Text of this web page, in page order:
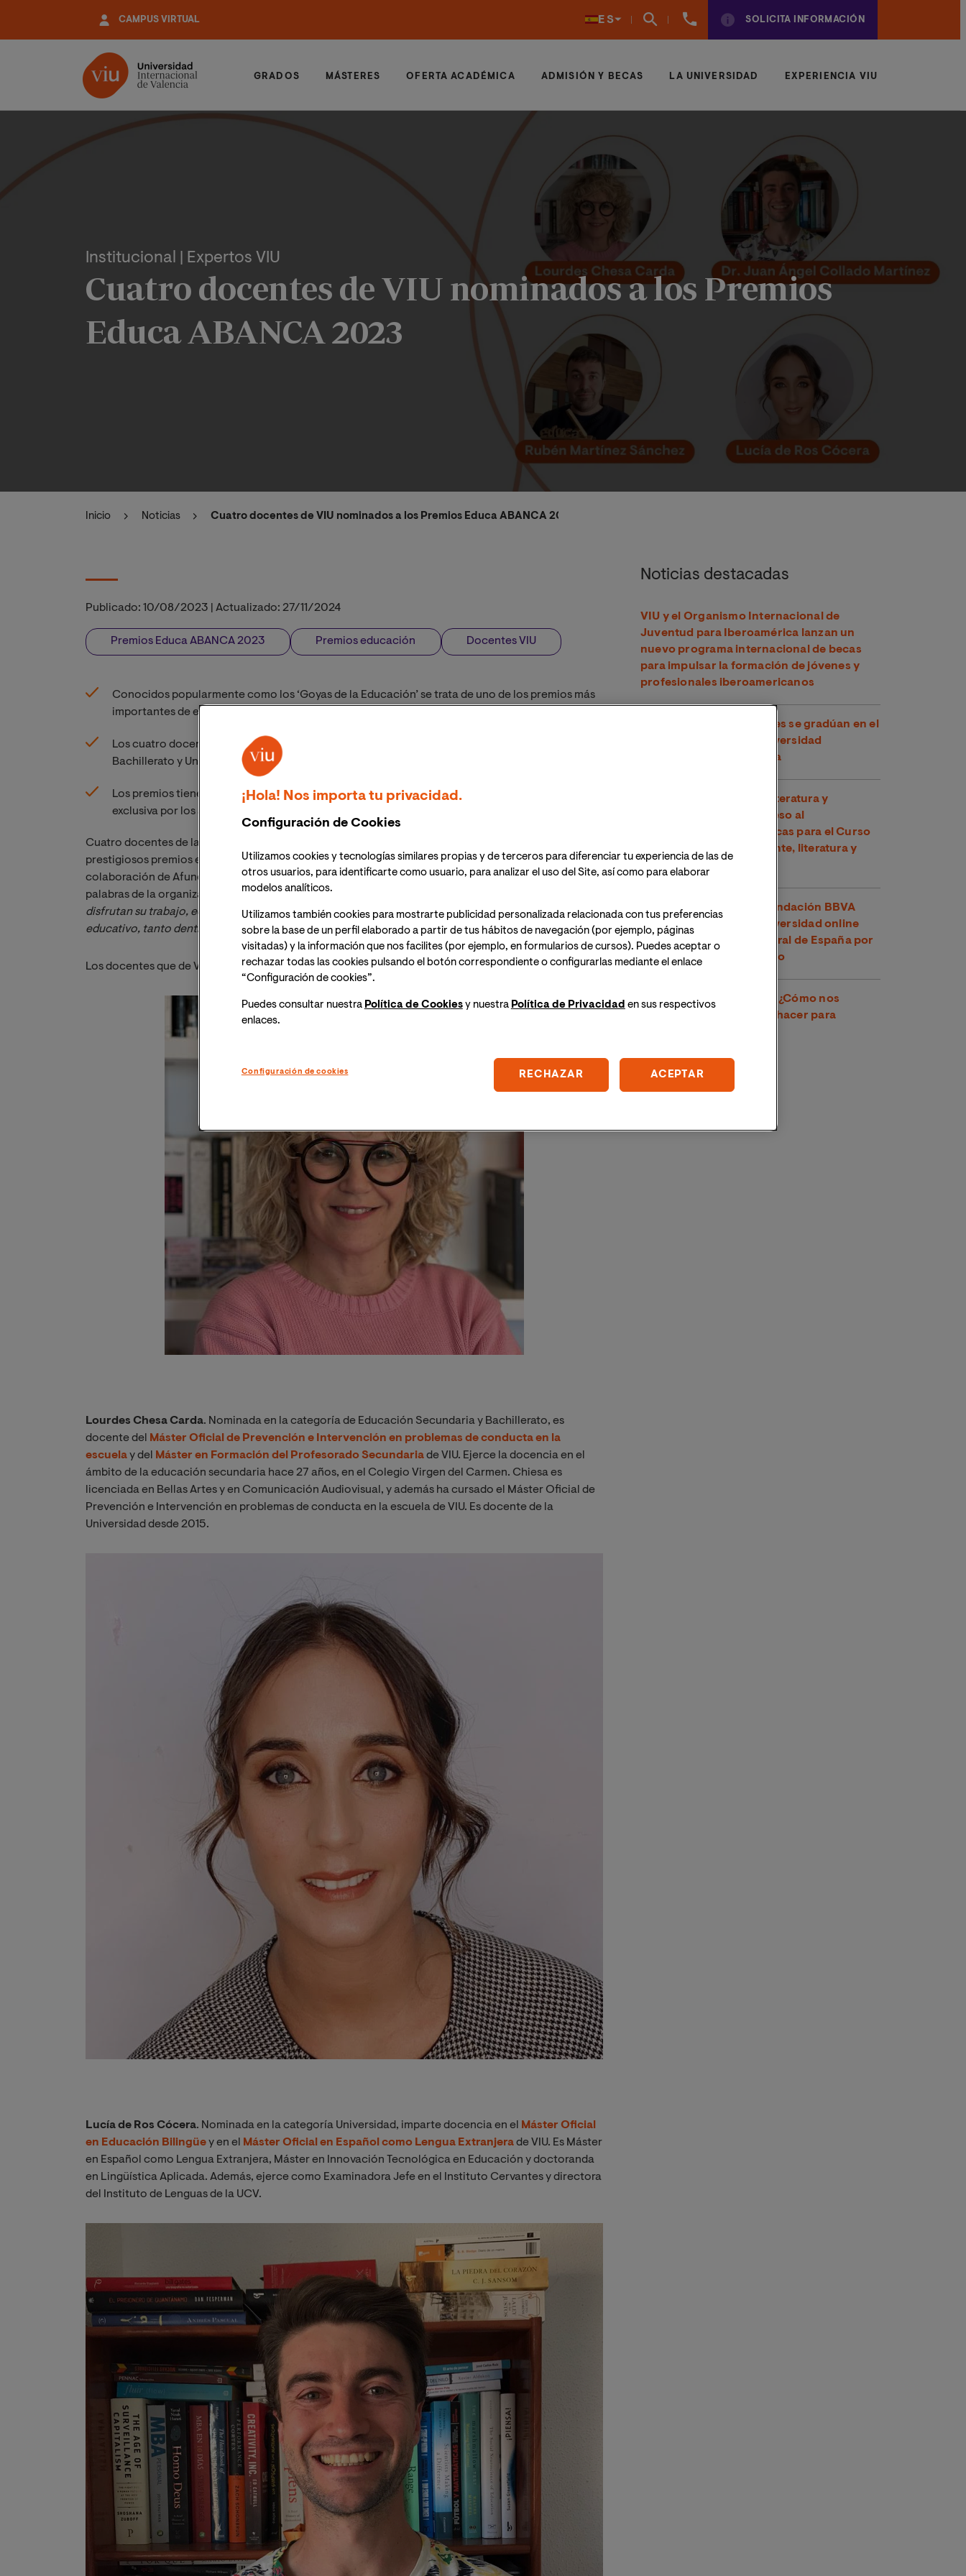
contenido
CAMPUS VIRTUAL ES
960
SOLICITA INFORMACIÓN
GRADOS MÁSTERES OFERTA ACADÉMICA ADMISIÓN Y BECAS LA UNIVERSIDAD EXPERIENCIA VIU
Institucional | Expertos VIU
Cuatro docentes de VIU nominados a los Premios
Educa ABANCA 2023
Inicio Noticias Cuatro docentes de VIU nominados a los Premios Educa ABANCA 2023
Publicado: 10/08/2023 Actualizado: 27/11/2024
Premios Educa ABANCA 2023 Premios educación Docentes VIU
Conocidos popularmente como los ‘Goyas de la Educación’ se trata de uno de los premios más
importantes de este sector
Los cuatro docentes de VIU están nominados en las categorías de Educación Secundaria y
Bachillerato y Universidad
Los premios tienen como particularidad que las postulaciones son propuestas de forma
exclusiva por los alumnos y los familiares de estos
Cuatro docentes de la Universidad Internacional de Valencia han sido nominados para los
prestigiosos premios educativos Educa ABANCA 2023. Organizados por la plataforma EDUCA con la
colaboración de Afundación, obra Social ABANCA, estos galardones tienen como objetivo, en
palabras de la organización, “
reconocer públicamente la labor de los grandes docentes que viven y
disfrutan su trabajo, educan para la vida a su alumnado y se involucran al máximo en todo el proceso
educativo, tanto dentro como fuera del aula”.
Los docentes que de VIU que han sido nominados para esta edición son:
Imagen
Lourdes Chesa Carda. Nominada en la categoría de Educación Secundaria y Bachillerato, es
docente del Máster Oficial de Prevención e Intervención en problemas de conducta en la
escuelay del Máster en Formación del Profesorado Secundariade VIU. Ejerce la docencia en el
ámbito de la educación secundaria hace 27 años, en el Colegio Virgen del Carmen. Chiesa es
licenciada en Bellas Artes y en Comunicación Audiovisual, y además ha cursado el Máster Oficial de
Prevención e Intervención en problemas de conducta en la escuela de VIU. Es docente de la
Universidad desde 2015.
Lucía de Ros Cócera. Nominada en la categoría Universidad, imparte docencia en el Máster Oficial
en Educación Bilingüey en el Máster Oficial en Español como Lengua Extranjerade VIU. Es Máster
en Español como Lengua Extranjera, Máster en Innovación Tecnológica en Educación y doctoranda
en Lingüística Aplicada. Además, ejerce como Examinadora Jefe en el Instituto Cervantes y directora
del Instituto de Lenguas de la UCV.
Noticias destacadas
VIU y el Organismo Internacional de
Juventud para Iberoamérica lanzan un
nuevo programa internacional de becas
para impulsar la formación de jóvenes y
profesionales iberoamericanos
Más de 18.000 estudiantes se gradúan en el
curso 2025/26 de la Universidad
Internacional de Valencia
La Cátedra Planeta de Literatura y
Sociedad impulsa el acceso al
conocimiento con 30 becas para el Curso
de Verano "Medio ambiente, literatura y
cómic"
El U-Ranking 2026 de Fundación BBVA
señala a VIU como la universidad online
con mejor inserción laboral de España por
segundo año consecutivo
Doomscrolling: ¿Qué es? ¿Cómo nos
afecta? y ¿Qué podemos hacer para
¡Hola! Nos importa tu privacidad.
Configuración de Cookies
Utilizamos cookies y tecnologías similares propias y de terceros para diferenciar tu experiencia de las de
otros usuarios, para identificarte como usuario, para analizar el uso del Site, así como para elaborar
modelos analíticos.
Utilizamos también cookies para mostrarte publicidad personalizada relacionada con tus preferencias
sobre la base de un perfil elaborado a partir de tus hábitos de navegación (por ejemplo, páginas
visitadas) y la información que nos facilites (por ejemplo, en formularios de cursos). Puedes aceptar o
rechazar todas las cookies pulsando el botón correspondiente o configurarlas mediante el enlace
“Configuración de cookies”.
Puedes consultar nuestra Política de Cookiesy nuestra Política de Privacidad en sus respectivos
enlaces.
Configuración de cookies RECHAZAR ACEPTAR